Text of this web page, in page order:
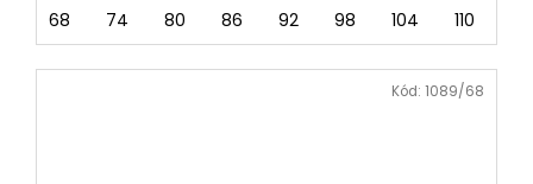
68 74 80 86 92 98 104 110
Kód: 1089/68